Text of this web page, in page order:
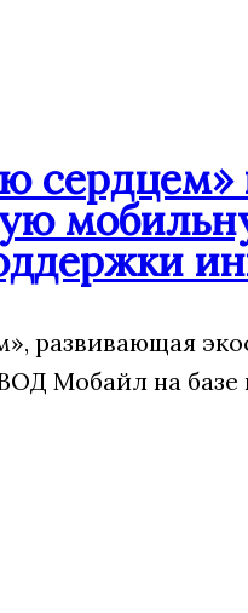
развивающая
Мобайл на